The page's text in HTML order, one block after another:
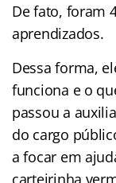
De fato, foram
aprendizados.
Dessa forma,
funciona e o
passou a
do cargo
a focar em